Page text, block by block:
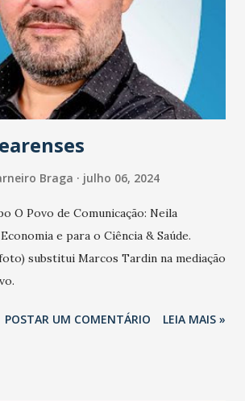
Braga julho 06, 2024
O Povo de Comunicação: Neila
e para o Ciência & Saúde.
substitui Marcos Tardin na mediação
POSTAR UM COMENTÁRIO LEIA MAIS »